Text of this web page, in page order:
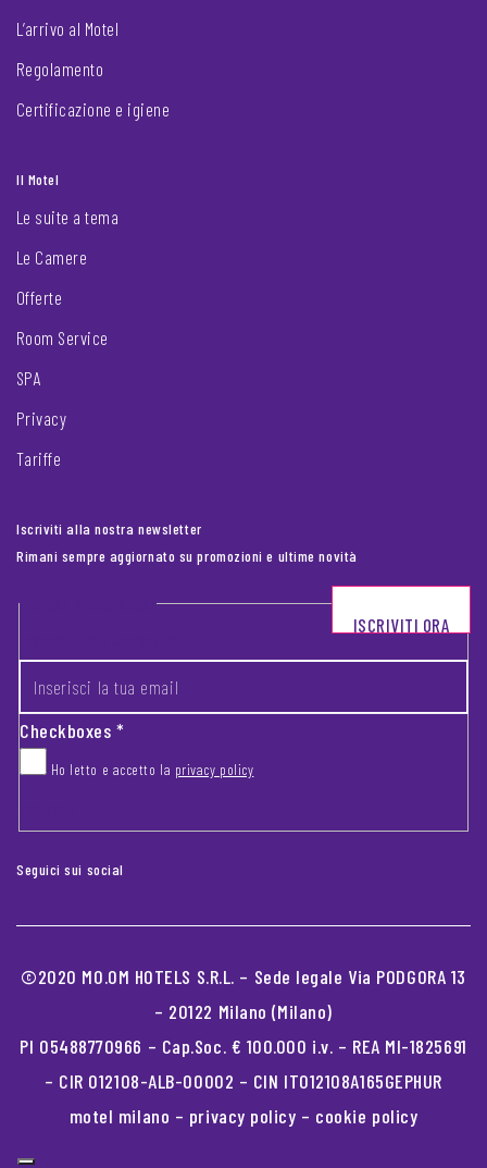
L’arrivo al Motel
Regolamento
Certificazione e igiene
Il Motel
Le suite a tema
Le Camere
Offerte
Room Service
SPA
Privacy
Tariffe
Iscriviti alla nostra newsletter
Rimani sempre aggiornato su promozioni e ultime novità
Footer newsletter
Checkboxes*
Ho letto e accetto la privacy policy
ISCRIVITI ORA
Seguici sui social
©2020 MO.OM HOTELS S.R.L. – Sede legale Via PODGORA 13
– 20122 Milano (Milano)
PI 05488770966 – Cap.Soc. € 100.000 i.v. – REA MI-1825691
– CIR 012108-ALB-00002 – CIN IT012108A165GEPHUR
motel milano – privacy policy – cookie policy